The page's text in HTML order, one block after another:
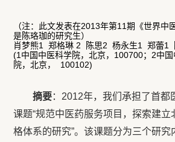
（注：此文发表在2013年第11期《世界中
是陈珞珈的研究生）
肖梦熊1 郑格琳 2 陈思2 杨永生1 郑蕾1
(1中国中医科学院，北京，100700；2中
院，北京， 100102)
摘要：2012年，我们承担了首都
课题“规范中医药服务项目，探索建
格体系的研究”。该课题分为三个研